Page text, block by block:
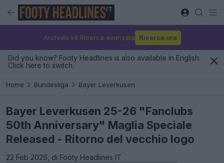
IT
Archivio kit Ricerca avanzata Ricerca ora
Did you know? Footy Headlines is also available in English.
Click here to switch.
Home Bundesliga Bayer Leverkusen
Bayer Leverkusen 25-26 "Fanclubs
50th Anniversary" Maglia Speciale
Released - Ritorno del vecchio logo
22 Feb 2026, di Footy Headlines IT